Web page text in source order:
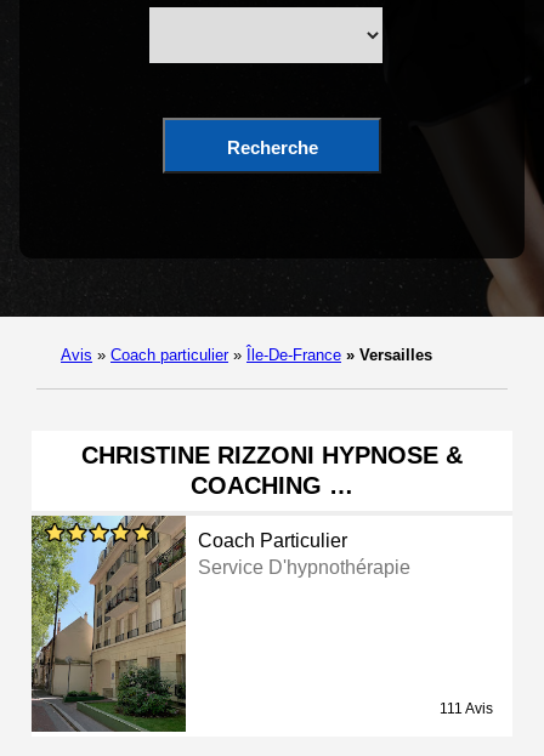
Recherche
Avis » Coach particulier » Île-De-France » Versailles
CHRISTINE RIZZONI HYPNOSE &
COACHING …
Coach Particulier
Service D'hypnothérapie
111 Avis